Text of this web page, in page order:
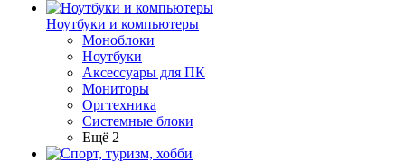
Ноутбуки и компьютеры
Моноблоки
Ноутбуки
Аксессуары для ПК
Мониторы
Оргтехника
Системные блоки
Ещё 2